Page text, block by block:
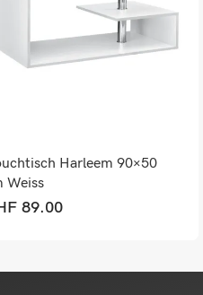
Harleem 90×50
Weiss
89.00